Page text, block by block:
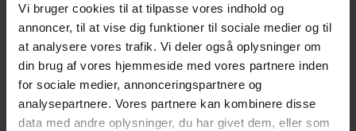
Vi bruger cookies til at tilpasse vores indhold og
annoncer, til at vise dig funktioner til sociale medier og til
at analysere vores trafik. Vi deler også oplysninger om
din brug af vores hjemmeside med vores partnere inden
for sociale medier, annonceringspartnere og
analysepartnere. Vores partnere kan kombinere disse
data med andre oplysninger, du har givet dem, eller som
balkon og søudsigt
+DKK 450 pr. person
Læs mere »
2 x Eneværelse